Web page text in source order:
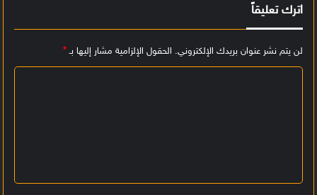
اترك تعليقاً
لن يتم نشر عنوان بريدك الإلكتروني. الحقول الإلزامية مشار إليها بـ*
ي